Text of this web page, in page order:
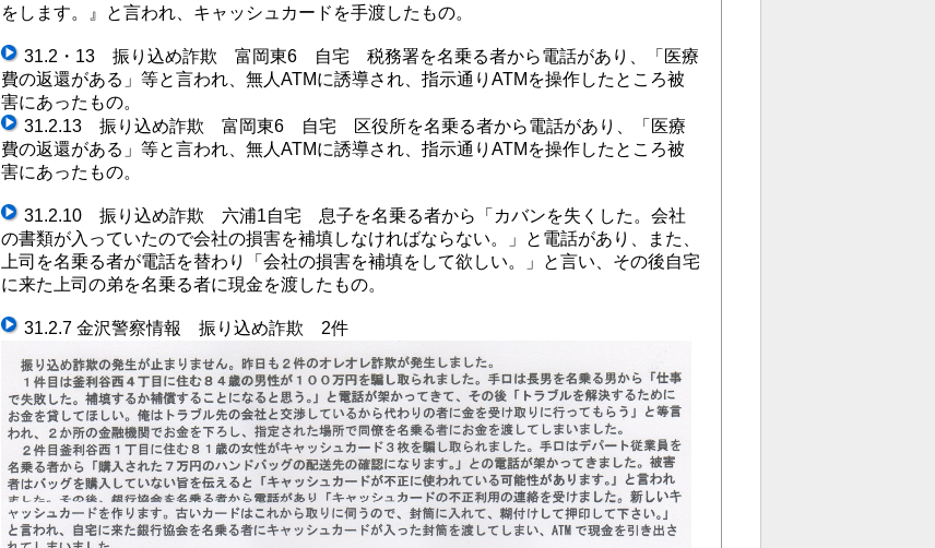
をします。』と言われ、キャッシュカードを手渡したもの。
31.2・13 振り込め詐欺 富岡東6 自宅 税務署を名乗る者から電話があり、「医療
費の返還がある」等と言われ、無人ATMに誘導され、指示通りATMを操作したところ被
害にあったもの。
31.2.13 振り込め詐欺 富岡東6 自宅 区役所を名乗る者から電話があり、「医療
費の返還がある」等と言われ、無人ATMに誘導され、指示通りATMを操作したところ被
害にあったもの。
31.2.10 振り込め詐欺 六浦1自宅 息子を名乗る者から「カバンを失くした。会社
の書類が入っていたので会社の損害を補填しなければならない。」と電話があり、また、
上司を名乗る者が電話を替わり「会社の損害を補填をして欲しい。」と言い、その後自宅
に来た上司の弟を名乗る者に現金を渡したもの。
31.2.7 金沢警察情報 振り込め詐欺 2件